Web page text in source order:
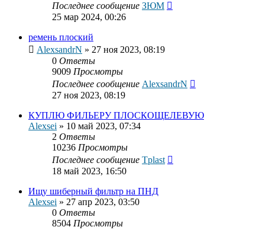
Последнее сообщение ЗЮМ
25 мар 2024, 00:26
ремень плоский
AlexsandrN » 27 ноя 2023, 08:19
0 Ответы
9009 Просмотры
Последнее сообщение AlexsandrN
27 ноя 2023, 08:19
КУПЛЮ ФИЛЬЕРУ ПЛОСКОЩЕЛЕВУЮ
Alexsei » 10 май 2023, 07:34
2 Ответы
10236 Просмотры
Последнее сообщение Tplast
18 май 2023, 16:50
Ищу шиберный фильтр на ПНД
Alexsei » 27 апр 2023, 03:50
0 Ответы
8504 Просмотры